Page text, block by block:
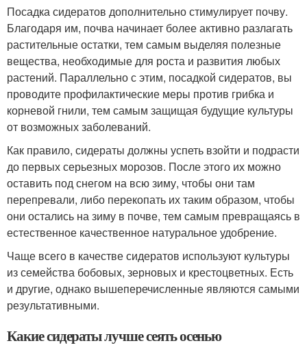
Посадка сидератов дополнительно стимулирует почву.
Благодаря им, почва начинает более активно разлагать
растительные остатки, тем самым выделяя полезные
вещества, необходимые для роста и развития любых
растений. Параллельно с этим, посадкой сидератов, вы
проводите профилактические меры против грибка и
корневой гнили, тем самым защищая будущие культуры
от возможных заболеваний.
Как правило, сидераты должны успеть взойти и подрасти
до первых серьезных морозов. После этого их можно
оставить под снегом на всю зиму, чтобы они там
перепревали, либо перекопать их таким образом, чтобы
они остались на зиму в почве, тем самым превращаясь в
естественное качественное натуральное удобрение.
Чаще всего в качестве сидератов используют культуры
из семейства бобовых, зерновых и крестоцветных. Есть
и другие, однако вышеперечисленные являются самыми
результативными.
Какие сидераты лучше сеять осенью